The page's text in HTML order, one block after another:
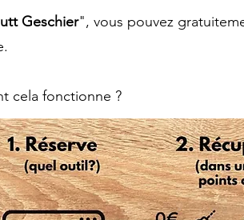
Geschier", vous pouvez
cela fonctionne ?